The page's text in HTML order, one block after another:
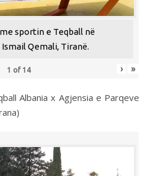
sportin e Teqball në
Qemali, Tiranë.
1 of 14 › »
Albania x Agjensia e Parqeve